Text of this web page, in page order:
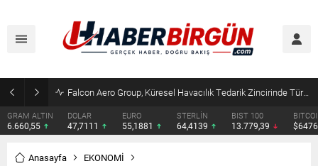
Çocuklara kesici alet satışına yasak ve ceza infazında yeni dönem
DOLAR
47,7111
EURO
55,1881
STERLİN
64,4139
BIST 100
13.779,39
BITCOIN
$64763
Anasayfa
EKONOMİ